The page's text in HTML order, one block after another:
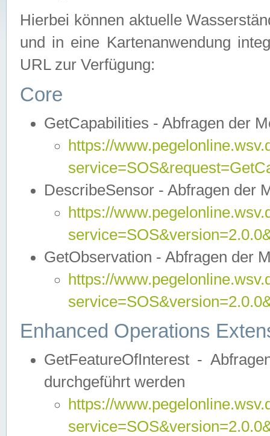
Hierbei können aktuelle
und in eine Kartenanwendung
URL zur Verfügung:
Core
GetCapabilities - Abfragen der
https://
DescribeSensor - Abfragen der
https://
GetObservation - Abfragen der
https://
Enhanced Operations
GetFeatureOfInterest -
durchgeführt werden
https://